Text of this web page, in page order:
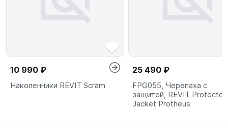
10 990 ₽
Наколенники REVIT Scram
25 490 ₽
FPG055, Черепаха c
защитой, REVIT Protector
Jacket Protheus